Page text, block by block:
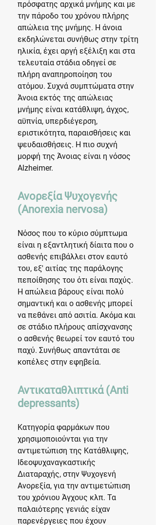
πρόσφατης αρχικά μνήμης και με
την πάροδο του χρόνου πλήρης
απώλεια της μνήμης. Η άνοια
εκδηλώνεται συνήθως στην τρίτη
ηλικία, έχει αργή εξέλιξη και στα
τελευταία στάδια οδηγεί σε
πλήρη αναπηροποίηση του
ατόμου. Συχνά συμπτώματα στην
Άνοια εκτός της απώλειας
μνήμης είναι κατάθλιψη, άγχος,
αϋπνία, υπερδιέγερση,
εριστικότητα, παραισθήσεις και
ψευδαισθήσεις. Η πιο συχνή
μορφή της Άνοιας είναι η νόσος
Alzheimer.
Ανορεξία Ψυχογενής
(Anorexia nervosa)
Νόσος που το κύριο σύμπτωμα
είναι η εξαντλητική δίαιτα που ο
ασθενής επιβάλλει στον εαυτό
του, εξ' αιτίας της παράλογης
πεποίθησης του ότι είναι παχύς.
Η απώλεια βάρους είναι πολύ
σημαντική και ο ασθενής μπορεί
να πεθάνει από ασιτία. Ακόμα και
σε στάδιο πλήρους απίσχνανσης
ο ασθενής θεωρεί τον εαυτό του
παχύ. Συνήθως απαντάται σε
κοπέλες στην εφηβεία.
Αντικαταθλιπτικά (Anti
depressants)
Κατηγορία φαρμάκων που
χρησιμοποιούνται για την
αντιμετώπιση της Κατάθλιψης,
Ιδεοψυχαναγκαστικής
Διαταραχής, στην Ψυχογενή
Ανορεξία, για την αντιμετώπιση
του χρόνιου Άγχους κλπ. Τα
παλαιότερης γενιάς είχαν
παρενέργειες που έχουν